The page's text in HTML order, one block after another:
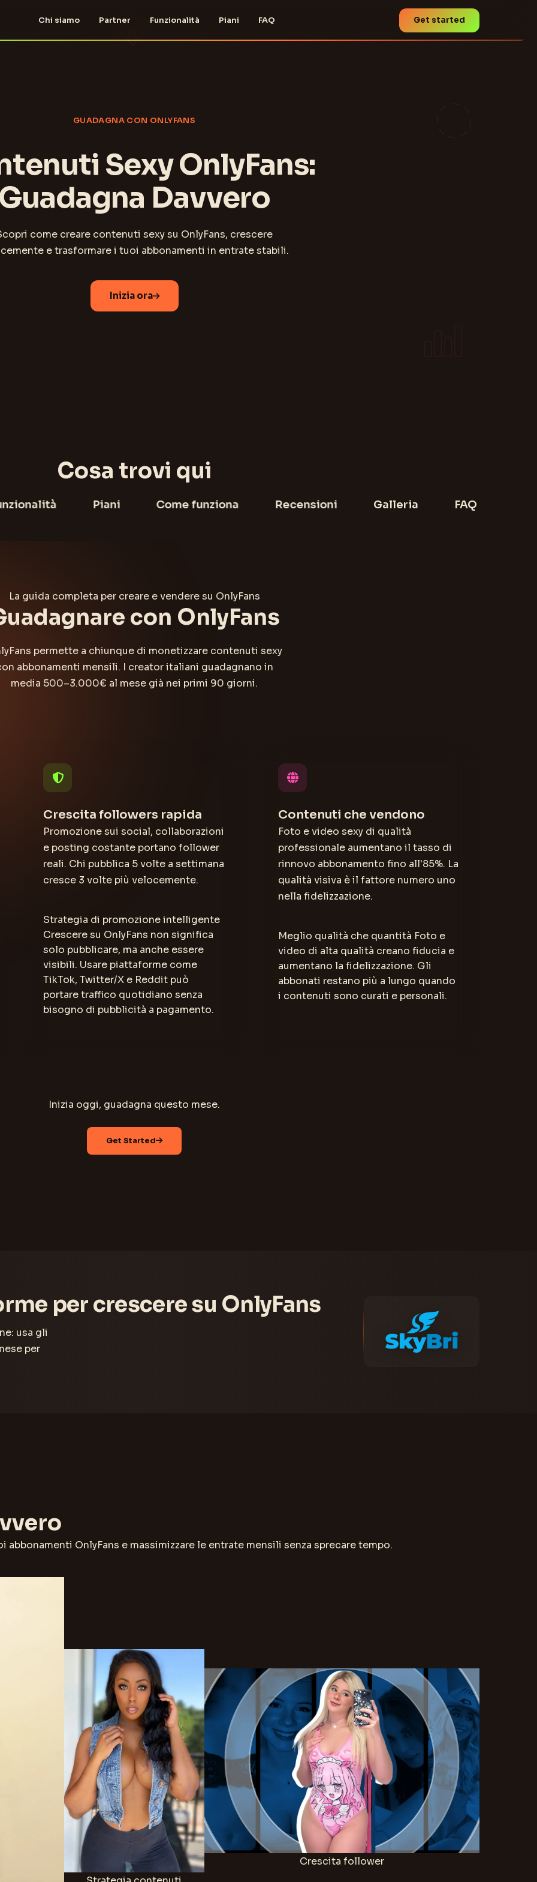
Chi siamo Partner Funzionalità Piani FAQ Get started
GUADAGNA CON ONLYFANS
Sexy OnlyFans:
Davvero
come creare contenuti sexy su OnlyFans, crescere
e trasformare i tuoi abbonamenti in entrate stabili.
Inizia ora
Cosa trovi qui
Piani Come funziona Recensioni Galleria FAQ
La guida completa per creare e vendere su OnlyFans
con OnlyFans
permette a chiunque di monetizzare contenuti sexy
abbonamenti mensili. I creator italiani guadagnano in
media 500–3.000€ al mese già nei primi 90 giorni.
Crescita followers rapida
Promozione sui social, collaborazioni
e posting costante portano follower
reali. Chi pubblica 5 volte a settimana
cresce 3 volte più velocemente.
Strategia di promozione intelligente
Crescere su OnlyFans non significa
solo pubblicare, ma anche essere
visibili. Usare piattaforme come
TikTok, Twitter/X e Reddit può
portare traffico quotidiano senza
bisogno di pubblicità a pagamento.
Contenuti che vendono
Foto e video sexy di qualità
professionale aumentano il tasso di
rinnovo abbonamento fino all'85%. La
qualità visiva è il fattore numero uno
nella fidelizzazione.
Meglio qualità che quantità Foto e
video di alta qualità creano fiducia e
aumentano la fidelizzazione. Gli
abbonati restano più a lungo quando
i contenuti sono curati e personali.
Inizia oggi, guadagna questo mese.
Get Started
per crescere su OnlyFans
usa gli
per
OnlyFans e massimizzare le entrate mensili senza sprecare tempo.
Crescita follower